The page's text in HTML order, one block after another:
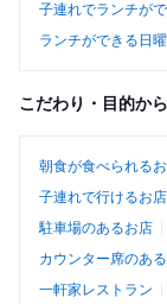
子連れでランチが
ランチができる日
こだわり・目的か
朝食が食べられる
子連れで行けるお店
駐車場のあるお店
カウンター席のあ
一軒家レストラン